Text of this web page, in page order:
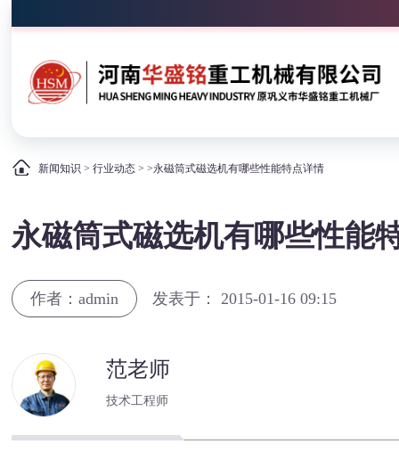
新闻知识 >行业动态 > >永磁筒式磁选机有哪些性能特点详情
永磁筒式磁选机有哪些性能
作者：admin 发表于： 2015-01-16 09:15
范老师
技术工程师